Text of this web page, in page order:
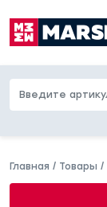
Главная / Товары /